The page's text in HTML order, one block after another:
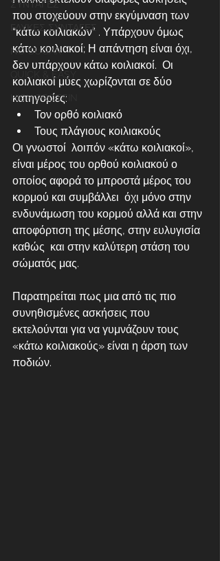
ΣΥΝΤΑΓΕΣ
ΓΛΥΚΕΣ ΣΥΝΤΑΓΕΣ
NO SUGAR
QUICK & EASY
HIGH PROTEIN
που στοχεύουν στην εκγύμναση των
“κάτω κοιλιακών” . Υπάρχουν όμως
κάτω κοιλιακοί; Η απάντηση είναι όχι,
δεν υπάρχουν κάτω κοιλιακοί.  Οι
κοιλιακοί μύες χωρίζονται σε δύο
κατηγορίες:
Τον ορθό κοιλιακό
Τους πλάγιους κοιλιακούς
Οι γνωστοί  λοιπόν «κάτω κοιλιακοί»,
είναι μέρος του ορθού κοιλιακού ο
οποίος αφορά το μπροστά μέρος του
κορμού και συμβάλλει  όχι μόνο στην
ενδυνάμωση του κορμού αλλά και στην
αποφόρτιση της μέσης, στην ευλυγισία
καθώς  και στην καλύτερη στάση του
σώματός μας.
Παρατηρείται πως μια από τις πιο
συνηθισμένες ασκήσεις που
εκτελούνται για να γυμνάζουν τους
«κάτω κοιλιακούς» είναι η άρση των
ποδιών.